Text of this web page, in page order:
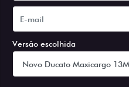
Versão escolhida